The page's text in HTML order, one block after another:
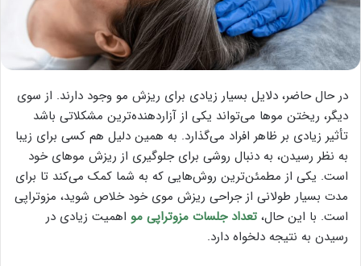
در حال حاضر، دلایل بسیار زیادی برای ریزش مو وجود دارند. از سوی
دیگر، ریختن مو‌ها می‌تواند یکی از آزاردهنده‌ترین مشکلاتی باشد
تأثیر زیادی بر ظاهر افراد می‌گذارد. به همین دلیل هم کسی برای زیبا
به نظر رسیدن، به دنبال روشی برای جلوگیری از ریزش مو‌های خود
است. یکی از مطمئن‌ترین روش‌هایی که به شما کمک می‌کند تا برای
مدت بسیار طولانی از جراحی ریزش موی خود خلاص شوید، مزوتراپی
است. با این حال، تعداد جلسات مزوتراپی مو اهمیت زیادی در
رسیدن به نتیجه دلخواه دارد.